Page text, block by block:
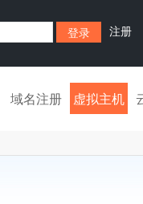
注册
域名注册 虚拟主机